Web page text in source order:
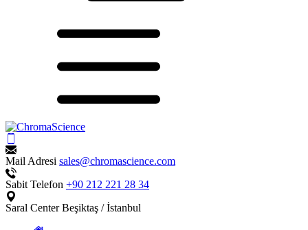
Mail Adresi sales@chromascience.com
Sabit Telefon +90 212 221 28 34
Saral CenterBeşiktaş / İstanbul